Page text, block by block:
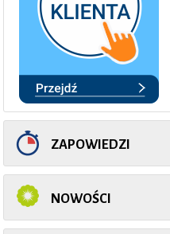
ZAPOWIEDZI
NOWOŚCI